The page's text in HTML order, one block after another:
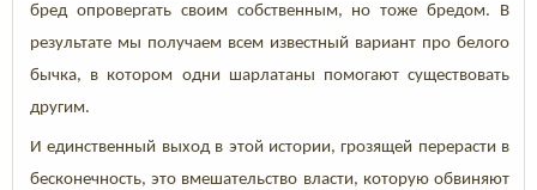
бред опровергать своим собственным, но тоже бредом. В
результате мы получаем всем известный вариант про белого
бычка, в котором одни шарлатаны помогают существовать
другим.
И единственный выход в этой истории, грозящей перерасти в
бесконечность, это вмешательство власти, которую обвиняют